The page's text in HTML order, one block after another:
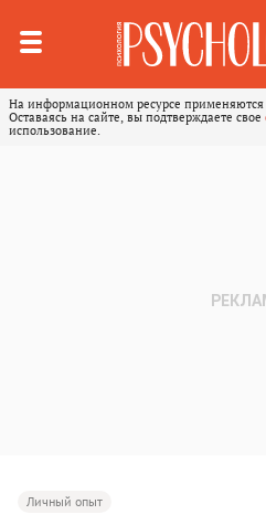
На информационном ресурсе
Оставаясь на сайте, вы подтверждаете свое
использование.
Личный опыт